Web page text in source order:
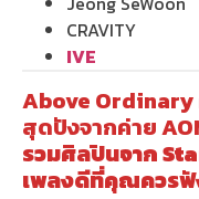
CRAVITY
IVE
Above Ordinary
สุดปังจากค่าย
รวมศิลปินจาก
เพลงดีที่คุณควร